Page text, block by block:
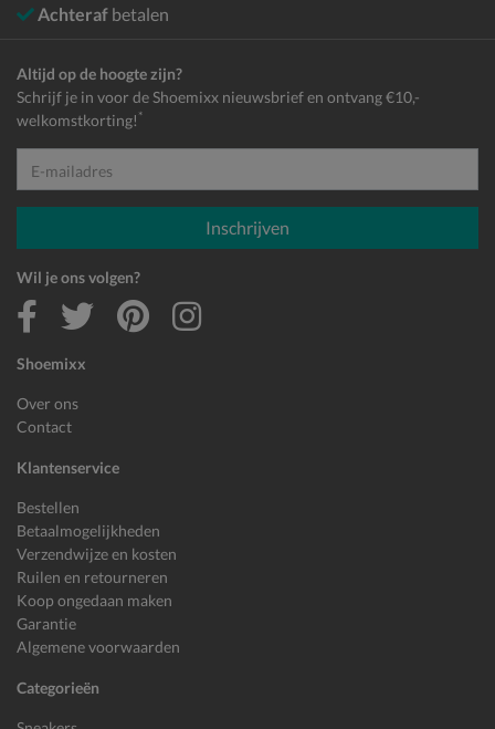
Achteraf betalen
Shoemixx
Over ons
Contact
Klantenservice
Bestellen
Betaalmogelijkheden
Verzendwijze en kosten
Ruilen en retourneren
Koop ongedaan maken
Garantie
Algemene voorwaarden
Categorieën
Altijd op de hoogte zijn?
Schrijf je in voor de Shoemixx nieuwsbrief en ontvang €10,-
welkomstkorting! *
E-mailadres
Inschrijven
Wil je ons volgen?